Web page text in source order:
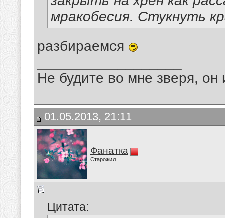
мракобесия. Стукнуть
разбираемся
Не будите во мне зверя, он
01.05.2013, 21:11
Фанатка
Старожил
Цитата: